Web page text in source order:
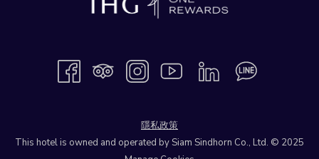
隱私政策
This hotel is owned and operated by Siam Sindhorn Co., Ltd. © 2025